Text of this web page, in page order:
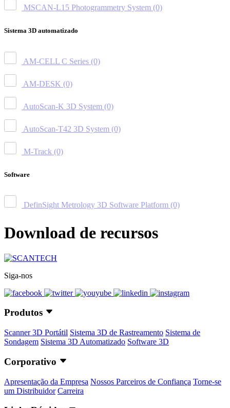
MSCAN-L15 Photogrammetry System (0)
Sistema 3D automatizado
AM-CELL C Series (0)
AM-DESK (0)
AutoScan-K 3D System (0)
AutoScan-T42 3D System (0)
M-Track (0)
Software
DefinSight Metrology 3D Software Platform (0)
Download de recursos
Siga-nos
Produtos
Scanner 3D Portátil Sistema 3D de Rastreamento Sistema de
Sondagem Sistema 3D Automatizado Software 3D
Corporativo
Apresentação da Empresa Nossos Parceiros de Confiança Torne-se
um Distribuidor Carreira